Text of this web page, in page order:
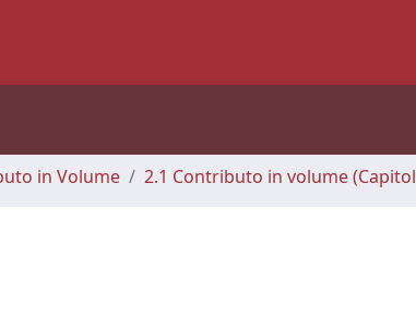
in Volume 2.1 Contributo in volume